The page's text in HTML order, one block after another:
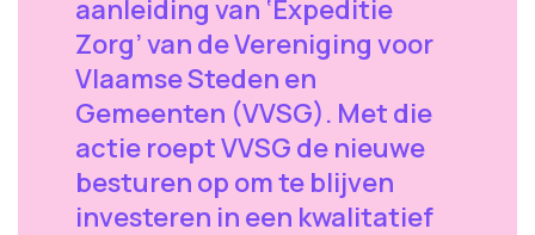
aanleiding van ‘Expeditie
Zorg’ van de Vereniging voor
Vlaamse Steden en
Gemeenten (VVSG). Met die
actie roept VVSG de nieuwe
besturen op om te blijven
investeren in een kwalitatief